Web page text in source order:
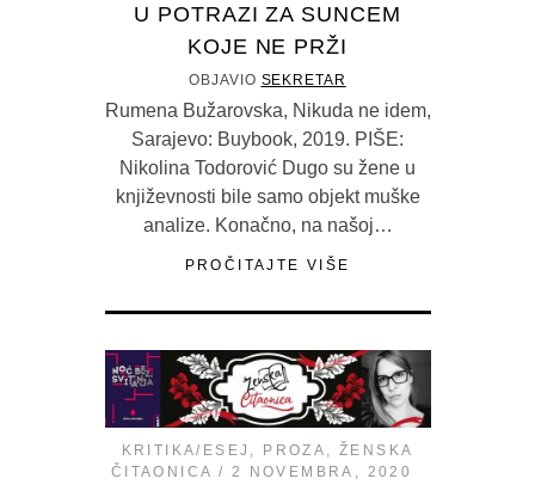
U POTRAZI ZA SUNCEM
KOJE NE PRŽI
OBJAVIO SEKRETAR
Rumena Bužarovska, Nikuda ne idem,
Sarajevo: Buybook, 2019. PIŠE:
Nikolina Todorović Dugo su žene u
književnosti bile samo objekt muške
analize. Konačno, na našoj…
PROČITAJTE VIŠE
KRITIKA/ESEJ , PROZA ,ŽENSKA
ČITAONICA
2 NOVEMBRA, 2020